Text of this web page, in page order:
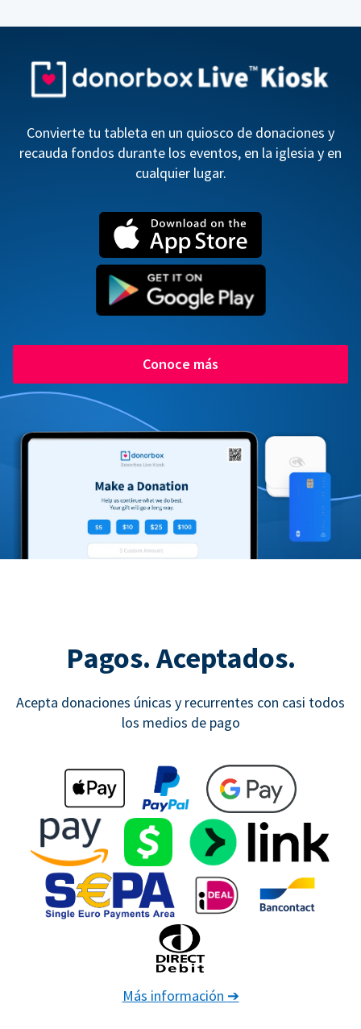
Convierte tu tableta en un quiosco de donaciones y
recauda fondos durante los eventos, en la iglesia y en
cualquier lugar.
Conoce más
Pagos. Aceptados.
Acepta donaciones únicas y recurrentes con casi todos
los medios de pago
Más información ➔